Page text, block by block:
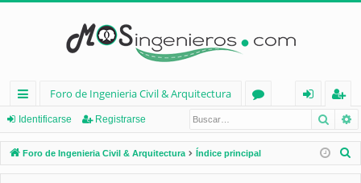
nl
ac
es
Foro de Ingenieria Civil & Arquitectura
os
nt
ifi
eg
ist
ra
Identificarse Registrarse
Foro de Ingenieria Civil & Arquitectura Índice principal